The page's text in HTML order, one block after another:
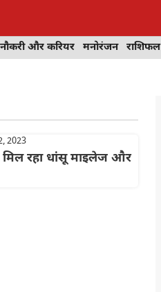
नौकरी और करियर मनोरंजन राशिफल
2023
रहा धांसू माइलेज और